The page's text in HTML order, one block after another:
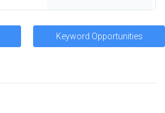
Keyword Opportunities